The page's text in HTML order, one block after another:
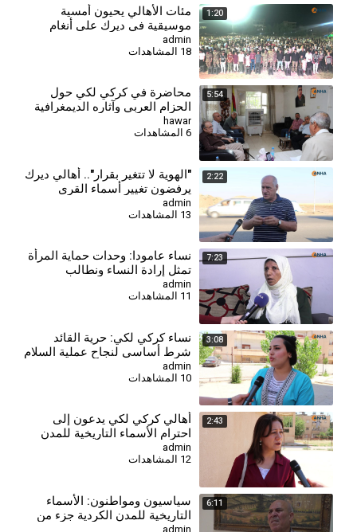
1:20
مئات الأهالي يحيون أمسية
موسيقية في ديرك على أنغام
الأغاني الكردية
admin
18 المشاهدات
5:54
محاضرة في كركي لكي حول
الحزام العربي وآثاره الديمغرافية
والثقافية
hawar
6 المشاهدات
2:22
"الهوية لا تتغير بقرار".. أهالي ديرك
يرفضون تغيير أسماء القرى
والمدن الكردية
admin
13 المشاهدات
7:23
⁣نساء عامودا: وحدات حماية المرأة
تمثل إرادة النساء ونطالب
بالاعتراف بها في الدستور
السوري
admin
3:08
⁣نساء كركي لكي: حرية القائد
شرط أساسي لنجاح عملية السلام
وحل القضية الكردية
admin
10 المشاهدات
2:43
أهالي كركي لكي يدعون إلى
احترام الأسماء التاريخية للمدن
والقرى الكردية
admin
6:11
⁣سياسيون ومواطنون: الأسماء
التاريخية للمدن الكردية جزء من
admin